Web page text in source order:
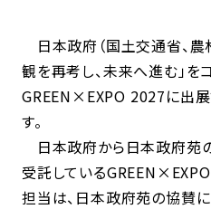
日本政府（国土交通省、農
観を再考し、未来へ進む」を
GREEN×EXPO 2027に出
す。
日本政府から日本政府苑
受託している
担当は、日本政府苑の協賛